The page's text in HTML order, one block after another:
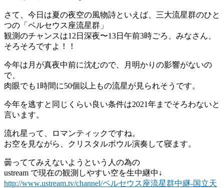
さて、今日は夏の夜空の風物詩といえば、三大流星群のひと
つの「ペルセウス座流星群」
観測のチャンスは12日深夜〜13日午前3時ごろ、みなさん、
そろそろですよ！！
今年は月が真夜中前に沈むので、月明かりの影響がないの
で、
肉眼でも1時間に50個以上もの流星が見られそうです。
今年を逃すと同じくらい良い条件は2021年までそろわないと
言います。
流れ星って、ロマンティックですね。
お空を見ながら、クリスタルボウル演奏して寝ます。
曇っててみえないようという人の為の
ustream で現在の観測しやすい空を生中継中↓
http://www.ustream.tv/channel/ペルセウス座流星群中継-国立天